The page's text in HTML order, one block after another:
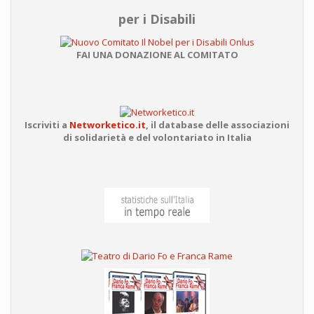
per i Disabili
FAI UNA DONAZIONE AL COMITATO
Iscriviti a Networketico.it, il database delle associazioni
di solidarietà e del volontariato in Italia